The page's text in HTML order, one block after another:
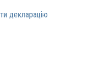
декларацію